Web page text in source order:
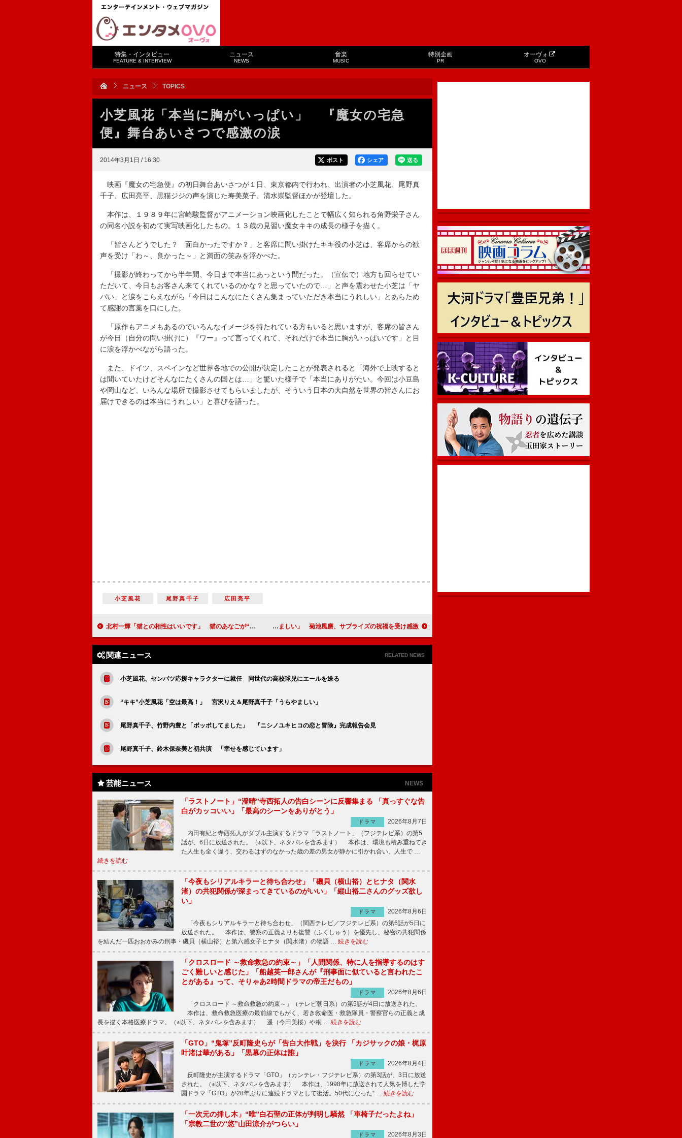
特集・インタビュー
FEATURE & INTERVIEW
ニュース
NEWS
音楽
MUSIC
特別企画
PR
オーヴォ
OVO
ニュース TOPICS
小芝風花「本当に胸がいっぱい」 『魔女の宅急
便』舞台あいさつで感激の涙
2014年3月1日 / 16:30 送る
シェア
ポスト
映画『魔女の宅急便』の初日舞台あいさつが１日、東京都内で行われ、出演者の小芝風花、尾野真
千子、広田亮平、黒猫ジジの声を演じた寿美菜子、清水崇監督ほかが登壇した。
本作は、１９８９年に宮崎駿監督がアニメーション映画化したことで幅広く知られる角野栄子さん
の同名小説を初めて実写映画化したもの。１３歳の見習い魔女キキの成長の様子を描く。
「皆さんどうでした？ 面白かったですか？」と客席に問い掛けたキキ役の小芝は、客席からの歓
声を受け「わ～、良かった～」と満面の笑みを浮かべた。
「撮影が終わってから半年間、今日まで本当にあっという間だった。（宣伝で）地方も回らせてい
ただいて、今日もお客さん来てくれているのかな？と思っていたので…」と声を震わせた小芝は「ヤ
バい」と涙をこらえながら「今日はこんなにたくさん集まっていただき本当にうれしい」とあらため
て感謝の言葉を口にした。
「原作もアニメもあるのでいろんなイメージを持たれている方もいると思いますが、客席の皆さん
が今日（自分の問い掛けに）『ワー』って言ってくれて、それだけで本当に胸がいっぱいです」と目
に涙を浮かべながら語った。
また、ドイツ、スペインなど世界各地での公開が決定したことが発表されると「海外で上映すると
は聞いていたけどそんなにたくさんの国とは…」と驚いた様子で「本当にありがたい。今回は小豆島
や岡山など、いろんな場所で撮影させてもらいましたが、そういう日本の大自然を世界の皆さんにお
届けできるのは本当にうれしい」と喜びを語った。
小芝風花 尾野真千子 広田亮平
北村一輝「猫との相性はいいです」 猫のあなごが“ネコデミー賞”を受賞 藤ヶ谷太輔、元気な後輩に「ほほ笑ましい」 菊池風磨、サプライズの祝福を受け感激
関連ニュース RELATED NEWS
小芝風花、センバツ応援キャラクターに就任 同世代の高校球児にエールを送る
“キキ”小芝風花「空は最高！」 宮沢りえ＆尾野真千子「うらやましい」
尾野真千子、竹野内豊と「ポッポしてました」 『ニシノユキヒコの恋と冒険』完成報告会見
尾野真千子、鈴木保奈美と初共演 「幸せを感じています」
芸能ニュース NEWS
「ラストノート」“澄晴”寺西拓人の告白シーンに反響集まる 「真っすぐな告
白がカッコいい」「最高のシーンをありがとう」
ドラマ
2026年8月7日
内田有紀と寺西拓人がダブル主演するドラマ「ラストノート」（フジテレビ系）の第5
話が、6日に放送された。（※以下、ネタバレを含みます） 本作は、環境も積み重ねてき
た人生も全く違う、交わるはずのなかった歳の差の男女が静かに引かれ合い、人生で …
続きを読む
「今夜もシリアルキラーと待ち合わせ」「磯貝（横山裕）とヒナタ（関水
渚）の共犯関係が深まってきているのがいい」「縦山裕二さんのグッズ欲し
い」
ドラマ
2026年8月6日
「今夜もシリアルキラーと待ち合わせ」（関西テレビ／フジテレビ系）の第6話が5日に
放送された。 本作は、警察の正義よりも復讐（ふくしゅう）を優先し、秘密の共犯関係
を結んだ一匹おおかみの刑事・磯貝（横山裕）と第六感女子ヒナタ（関水渚）の物語 … 続きを読む
「クロスロード ～救命救急の約束～」「人間関係、特に人を指導するのはす
ごく難しいと感じた」「船越英一郎さんが『刑事面に似ていると言われたこ
とがある』って、そりゃあ2時間ドラマの帝王だもの」
ドラマ
2026年8月6日
「クロスロード ～救命救急の約束～」（テレビ朝日系）の第5話が4日に放送された。
本作は、救命救急医療の最前線でもがく、若き救命医・救急隊員・警察官らの正義と成
長を描く本格医療ドラマ。（※以下、ネタバレを含みます） 遥（今田美桜）や桐 … 続きを読む
「GTO」“鬼塚”反町隆史らが「告白大作戦」を決行 「カジサックの娘・梶原
叶渚は華がある」「黒幕の正体は誰」
ドラマ
2026年8月4日
反町隆史が主演するドラマ「GTO」（カンテレ・フジテレビ系）の第3話が、3日に放送
された。（※以下、ネタバレを含みます） 本作は、1998年に放送されて人気を博した学
園ドラマ「GTO」が28年ぶりに連続ドラマとして復活。50代になった“ … 続きを読む
「一次元の挿し木」“唯”白石聖の正体が判明し騒然 「車椅子だったよね」
「宗教二世の“悠”山田涼介がつらい」
ドラマ 2026年8月3日